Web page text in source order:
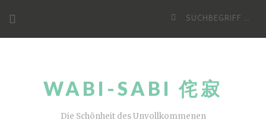
m
S
e
n
a
WABI-SABI 侘寂
Die Schönheit des Unvollkommenen